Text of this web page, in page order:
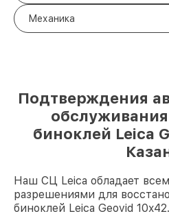
Механика
Подтверждения
биноклей Leica
Наш СЦ Leica обладает
разрешениями для
биноклей Leica Geovid 10x42.